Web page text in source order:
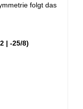
folgt das
| -25/8)